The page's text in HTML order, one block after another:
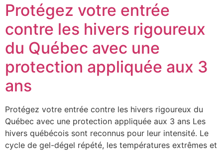
Protégez votre entrée
contre les hivers rigoureux
du Québec avec une
protection appliquée aux 3
ans
Protégez votre entrée contre les hivers rigoureux du
Québec avec une protection appliquée aux 3 ans Les
hivers québécois sont reconnus pour leur intensité. Le
cycle de gel-dégel répété, les températures extrêmes et